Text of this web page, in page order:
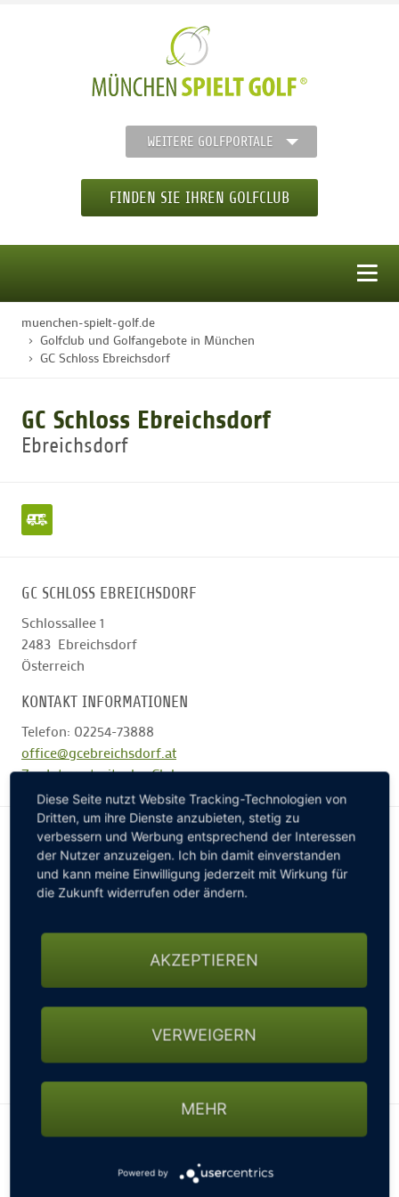
WEITERE GOLFPORTALE
FINDEN SIE IHREN GOLFCLUB
STARTSEITE
GOLFTURNIERE
GOLF NEWS
GOLFHOTELS
muenchen-spielt-golf.de
Golfclub und Golfangebote in München
GC Schloss Ebreichsdorf
GC Schloss Ebreichsdorf
Ebreichsdorf
GC SCHLOSS EBREICHSDORF
Schlossallee 1
2483 Ebreichsdorf
Österreich
KONTAKT INFORMATIONEN
Telefon: 02254-73888
office@gcebreichsdorf.at
Zur Internetseite des Clubs
INFORMATIONEN FÜR WOHNMOBILE
Wohnmobile sind auf unserem Platz gern gesehen.Bitte
vor Anreise anmelden!
Keine Stellplätze vorhanden
Normale Parkplätze
Keine Stellplätze bis 11m
Kein Wasseranschluss
Kein Stromanschluss
Hunde sind nicht erlaubt
Rücksprache mit dem Management möglich Wohnmobile
für eine Nacht am Parkplatz zu parken (gratis).
WEITERLESEN
Lage des Clubs
Diese Seite nutzt Website Tracking-Technologien von
Dritten, um ihre Dienste anzubieten, stetig zu
verbessern und Werbung entsprechend der Interessen
der Nutzer anzuzeigen. Ich bin damit einverstanden
und kann meine Einwilligung jederzeit mit Wirkung für
die Zukunft widerrufen oder ändern.
AKZEPTIEREN
VERWEIGERN
MEHR
Powered by